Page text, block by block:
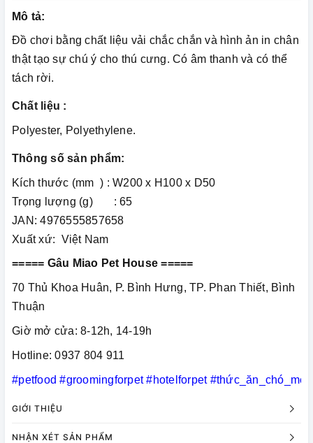
Mô tả:
Đồ chơi bằng chất liệu vải chắc chắn và hình ản in chân
thật tạo sự chú ý cho thú cưng. Có âm thanh và có thể
tách rời.
Chất liệu :
Polyester, Polyethylene.
Thông số sản phẩm:
Kích thước (mm ) : W200 x H100 x D50
Trọng lượng (g) : 65
JAN: 4976555857658
Xuất xứ: Việt Nam
===== Gâu Miao Pet House =====
70 Thủ Khoa Huân, P. Bình Hưng, TP. Phan Thiết, Bình
Thuận
Giờ mở cửa: 8-12h, 14-19h
Hotline: 0937 804 911
#petfood #groomingforpet #hotelforpet #thức_ăn_chó_mèo
GIỚI THIỆU
NHẬN XÉT SẢN PHẨM